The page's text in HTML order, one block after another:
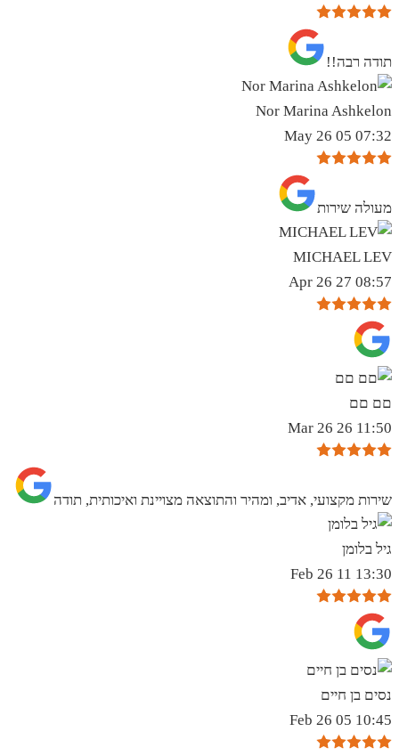
תודה רבה!!
Nor Marina Ashkelon
07:32 05 May 26
מעולה שירות
MICHAEL LEV
08:57 27 Apr 26
םם םם
11:50 26 Mar 26
שירות מקצועי, אדיב, ומהיר והתוצאה מצויינת ואיכותית, תודה
גיל בלומן
13:30 11 Feb 26
נסים בן חיים
10:45 05 Feb 26